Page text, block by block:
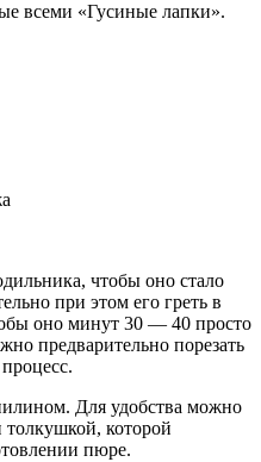
всеми «Гусиные лапки».
чтобы оно стало
при этом его греть в
оно минут 30 — 40 просто
предварительно порезать
Для удобства можно
толкушкой, которой
пюре.